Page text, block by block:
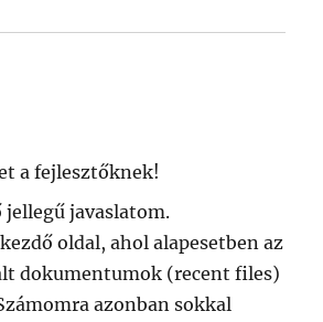
a fejlesztőknek!
jellegű javaslatom.
oldal, ahol alapesetben az
dokumentumok (recent files)
azonban sokkal